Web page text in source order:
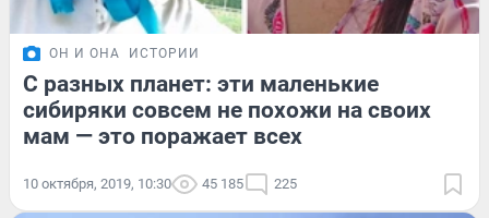
ОН И ОНА ИСТОРИИ
С разных планет: эти маленькие
сибиряки совсем не похожи на своих
мам — это поражает всех
10 октября, 2019, 10:30 45 185 225